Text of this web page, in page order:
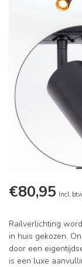
€80,95 Incl.
Railverlichting
in huis gekozen.
door een
is een luxe